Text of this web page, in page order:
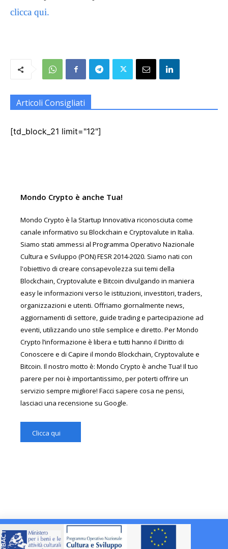
clicca qui.
Articoli Consigliati
[td_block_21 limit="12"]
Mondo Crypto è anche Tua!
Mondo Crypto è la Startup Innovativa riconosciuta come
canale informativo su Blockchain e Cryptovalute in Italia.
Siamo stati ammessi al Programma Operativo Nazionale
Cultura e Sviluppo (PON) FESR 2014-2020. Siamo nati con
l'obiettivo di creare consapevolezza sui temi della
Blockchain, Cryptovalute e Bitcoin divulgando in maniera
easy le informazioni verso le istituzioni, investitori, traders,
organizzazioni e utenti. Offriamo giornalmente news,
aggiornamenti di settore, guide trading e partecipazione ad
eventi, utilizzando uno stile semplice e diretto. Per Mondo
Crypto l’informazione è libera e tutti hanno il Diritto di
Conoscere e di Capire il mondo Blockchain, Cryptovalute e
Bitcoin. Il nostro motto è: Mondo Crypto è anche Tua! Il tuo
parere per noi è importantissimo, per poterti offrire un
servizio sempre migliore! Facci sapere cosa ne pensi,
lasciaci una recensione su Google.
Clicca qui